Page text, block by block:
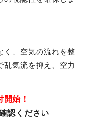
く、空気の流れを整
乱気流を抑え、空力
開始！
認ください